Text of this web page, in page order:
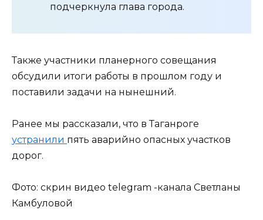
подчеркнула глава города.
Также участники планерного совещания
обсудили итоги работы в прошлом году и
поставили задачи на нынешний.
Ранее мы рассказали, что в Таганроге
устранили пять аварийно опасных участков
дорог.
Фото: скрин видео telegram -канала Светланы
Камбуловой